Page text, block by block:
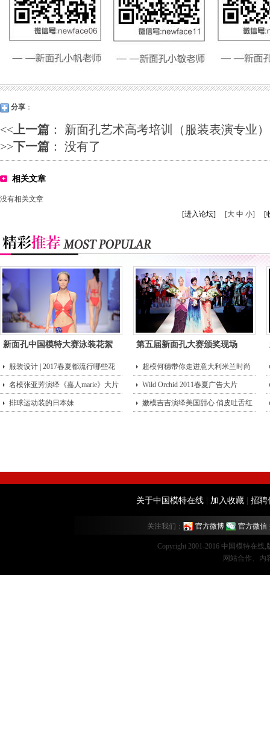
分享 ：
<<上一篇 ： 新面孔艺术高考培训（服装表演专业）
>>下一篇 ： 没有了
相关文章
没有相关文章
[进入论坛]
[大 中 小] [
新面孔中国模特大赛泳装花絮 第五届新面孔大赛颁奖现场
服装设计 | 2017春夏都流行哪些花
型？
超模何穗带你走进意大利米兰时尚
街头
名模张亚芳演绎《嘉人marie》大片 Wild Orchid 2011春夏广告大片
排球运动装的日本妹 嫩模吉吉演绎美国甜心 俏皮吐舌红
关于中国模特在线 加入收藏 招聘
关注我们： 官方微博 官方微信
Copyright 2001-2016 中国模特在线
网站合作、内